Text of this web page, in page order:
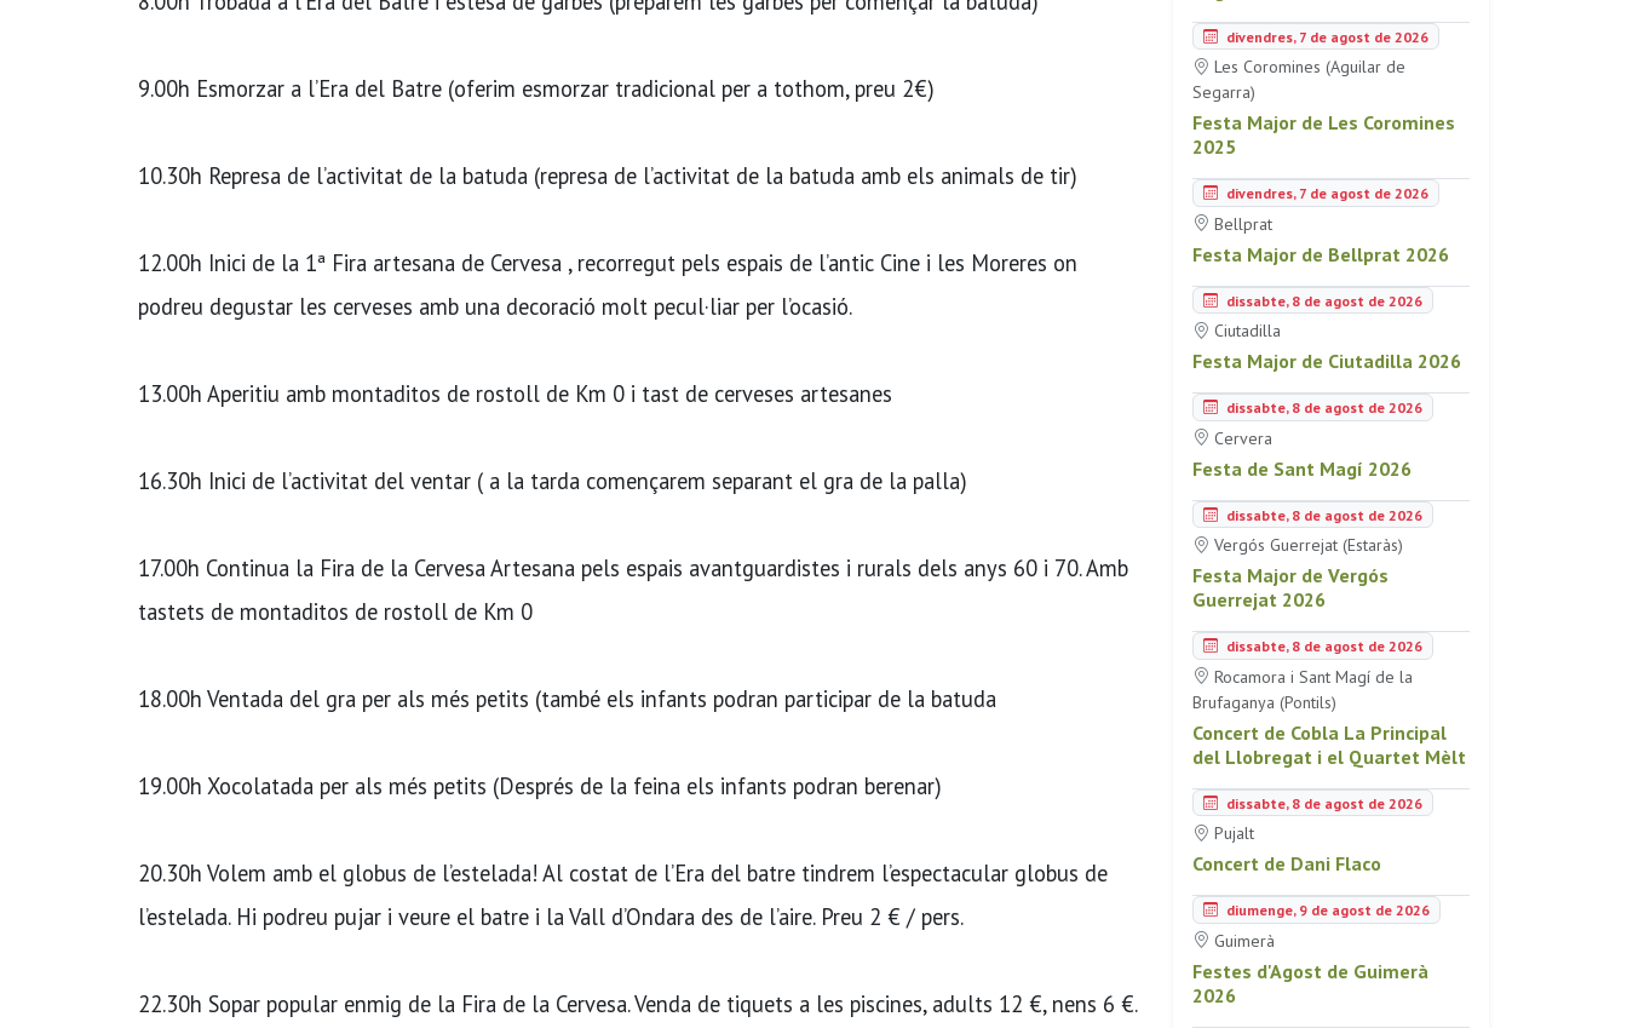
9.00h Esmorzar a l’Era del Batre (oferim esmorzar tradicional per a tothom, preu 2€)
10.30h Represa de l’activitat de la batuda (represa de l’activitat de la batuda amb els animals de tir)
12.00h Inici de la 1ª Fira artesana de Cervesa , recorregut pels espais de l’antic Cine i les Moreres on
podreu degustar les cerveses amb una decoració molt pecul·liar per l’ocasió.
13.00h Aperitiu amb montaditos de rostoll de Km 0 i tast de cerveses artesanes
16.30h Inici de l’activitat del ventar ( a la tarda començarem separant el gra de la palla)
17.00h Continua la Fira de la Cervesa Artesana pels espais avantguardistes i rurals dels anys 60 i 70. Amb
tastets de montaditos de rostoll de Km 0
18.00h Ventada del gra per als més petits (també els infants podran participar de la batuda
19.00h Xocolatada per als més petits (Després de la feina els infants podran berenar)
20.30h Volem amb el globus de l’estelada! Al costat de l’Era del batre tindrem l’espectacular globus de
l’estelada. Hi podreu pujar i veure el batre i la Vall d’Ondara des de l’aire. Preu 2 € / pers.
22.30h Sopar popular enmig de la Fira de la Cervesa. Venda de tiquets a les piscines, adults 12 €, nens 6 €.
divendres, 7 de agost de 2026
Les Coromines (Aguilar de
Segarra)
Festa Major de Les Coromines
2025
divendres, 7 de agost de 2026
Bellprat
Festa Major de Bellprat 2026
dissabte, 8 de agost de 2026
Ciutadilla
Festa Major de Ciutadilla 2026
dissabte, 8 de agost de 2026
Cervera
Festa de Sant Magí 2026
dissabte, 8 de agost de 2026
Vergós Guerrejat (Estaràs)
Festa Major de Vergós
Guerrejat 2026
dissabte, 8 de agost de 2026
Rocamora i Sant Magí de la
Brufaganya (Pontils)
Concert de Cobla La Principal
del Llobregat i el Quartet Mèlt
dissabte, 8 de agost de 2026
Pujalt
Concert de Dani Flaco
diumenge, 9 de agost de 2026
Guimerà
Festes d'Agost de Guimerà
2026